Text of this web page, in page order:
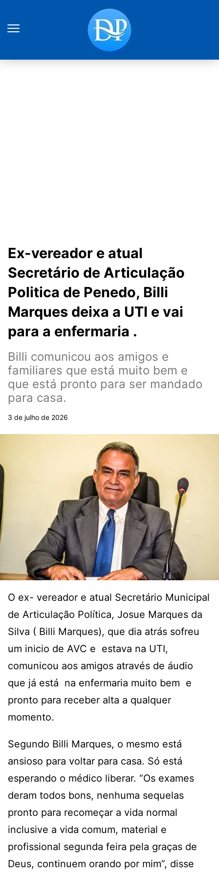
Ex-vereador e atual
Secretário de Articulação
Politica de Penedo, Billi
Marques deixa a UTI e vai
para a enfermaria .
Billi comunicou aos amigos e
familiares que está muito bem e
que está pronto para ser mandado
para casa.
3 de julho de 2026
O ex- vereador e atual Secretário Municipal
de Articulação Política, Josue Marques da
Silva ( Billi Marques), que dia atrás sofreu
um inicio de AVC e estava na UTI,
comunicou aos amigos através de áudio
que já está na enfermaria muito bem e
pronto para receber alta a qualquer
momento.
Segundo Billi Marques, o mesmo está
ansioso para voltar para casa. Só está
esperando o médico liberar. “Os exames
deram todos bons, nenhuma sequelas
pronto para recomeçar a vida normal
inclusive a vida comum, material e
profissional segunda feira pela graças de
Deus, continuem orando por mim”, disse